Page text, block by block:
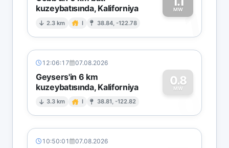
kuzeybatısında, Kaliforniya
2.3 km I 38.84, -122.78
MW1
12:06:17 07.08.2026
Geysers'in 6 km
kuzeybatısında, Kaliforniya
3.3 km I 38.81, -122.82
0.8
MW
0
10:50:01 07.08.2026